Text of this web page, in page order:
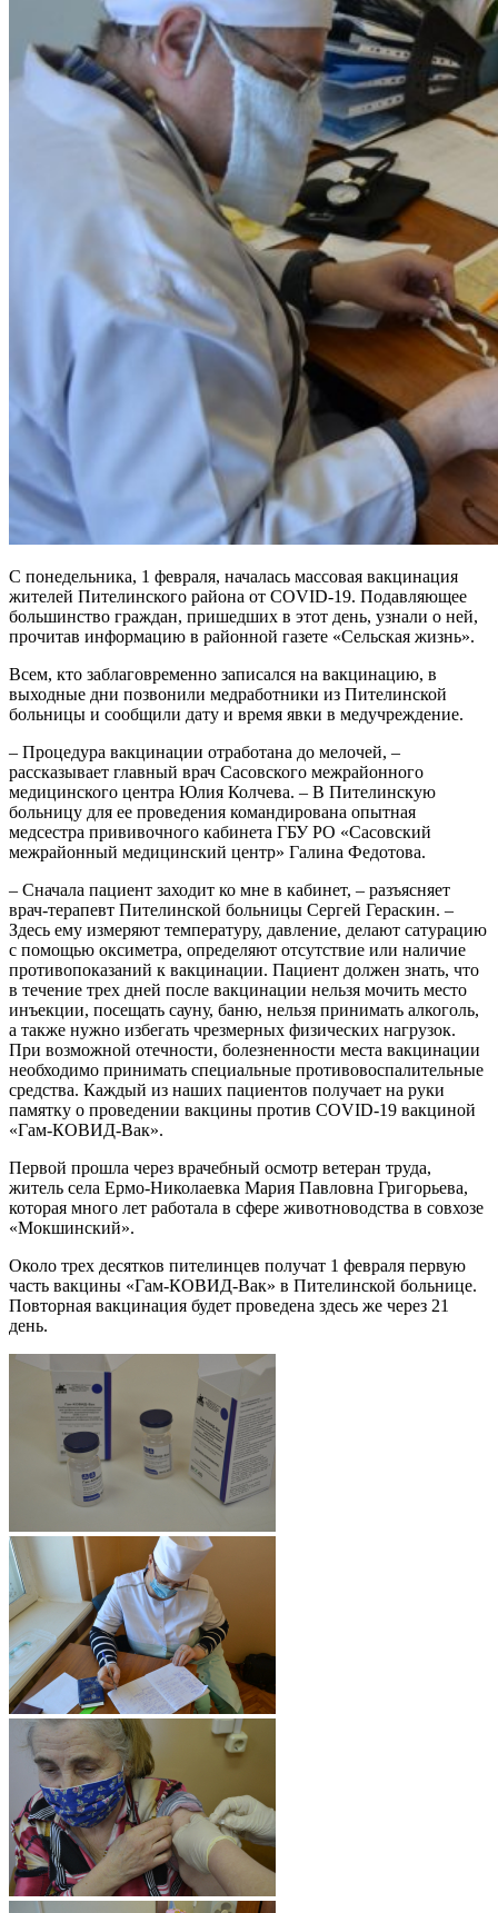
С понедельника, 1 февраля, началась массовая вакцинация
жителей Пителинского района от COVID-19. Подавляющее
большинство граждан, пришедших в этот день, узнали о ней,
прочитав информацию в районной газете «Сельская жизнь».
Всем, кто заблаговременно записался на вакцинацию, в
выходные дни позвонили медработники из Пителинской
больницы и сообщили дату и время явки в медучреждение.
– Процедура вакцинации отработана до мелочей, –
рассказывает главный врач Сасовского межрайонного
медицинского центра Юлия Колчева. – В Пителинскую
больницу для ее проведения командирована опытная
медсестра прививочного кабинета ГБУ РО «Сасовский
межрайонный медицинский центр» Галина Федотова.
– Сначала пациент заходит ко мне в кабинет, – разъясняет
врач-терапевт Пителинской больницы Сергей Гераскин. –
Здесь ему измеряют температуру, давление, делают сатурацию
с помощью оксиметра, определяют отсутствие или наличие
противопоказаний к вакцинации. Пациент должен знать, что
в течение трех дней после вакцинации нельзя мочить место
инъекции, посещать сауну, баню, нельзя принимать алкоголь,
а также нужно избегать чрезмерных физических нагрузок.
При возможной отечности, болезненности места вакцинации
необходимо принимать специальные противовоспалительные
средства. Каждый из наших пациентов получает на руки
памятку о проведении вакцины против COVID-19 вакциной
«Гам-КОВИД-Вак».
Первой прошла через врачебный осмотр ветеран труда,
житель села Ермо-Николаевка Мария Павловна Григорьева,
которая много лет работала в сфере животноводства в совхозе
«Мокшинский».
Около трех десятков пителинцев получат 1 февраля первую
часть вакцины «Гам-КОВИД-Вак» в Пителинской больнице.
Повторная вакцинация будет проведена здесь же через 21
день.